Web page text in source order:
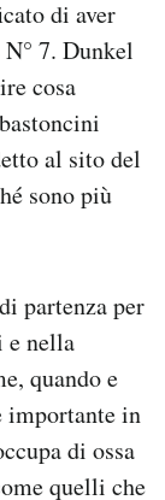
di aver
7. Dunkel
cosa
al sito del
sono più
partenza per
e nella
quando e
importante in
di ossa
quelli che